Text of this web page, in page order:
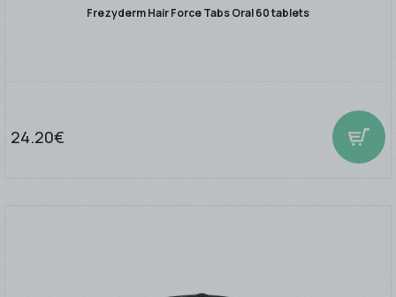
Frezyderm Hair Force Tabs Oral 60 tablets
24.20€